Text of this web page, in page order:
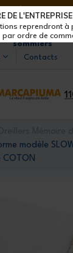
de
sommiers
Contacts
modèle
COTON
reprendront à
par ordre de
DE